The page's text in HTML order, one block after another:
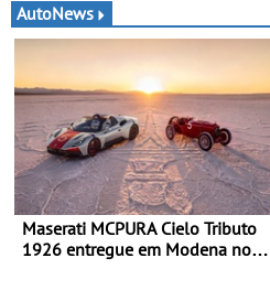
AutoNews
Maserati MCPURA Cielo Tributo
1926 entregue em Modena no